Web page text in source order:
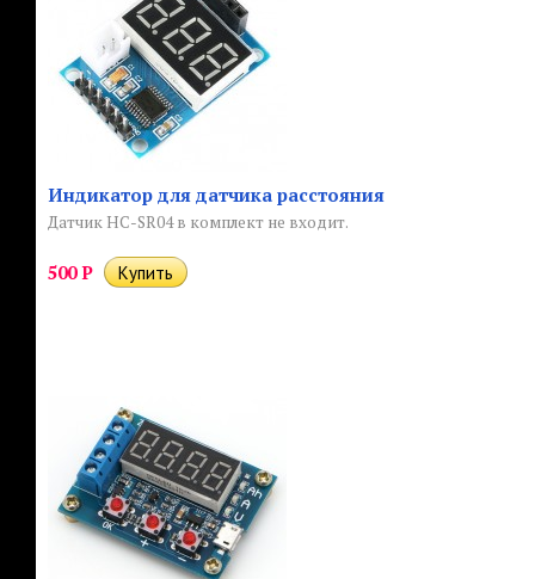
Индикатор для датчика расстояния
Датчик HC-SR04 в комплект не входит.
500Р